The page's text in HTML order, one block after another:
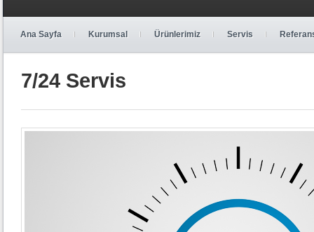
Ana Sayfa Kurumsal Ürünlerimiz Servis
7/24 Servis